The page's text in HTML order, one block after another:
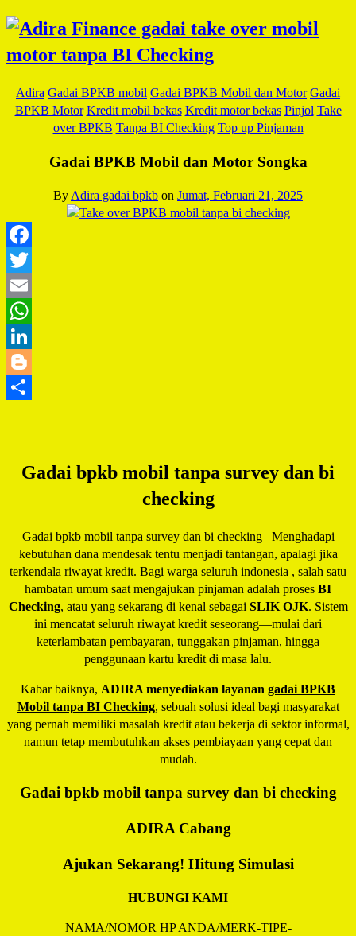
Adira Gadai BPKB mobil Gadai BPKB Mobil dan Motor Gadai
BPKB Motor Kredit mobil bekas Kredit motor bekas Pinjol Take
over BPKB Tanpa BI Checking Top up Pinjaman
Gadai BPKB Mobil dan Motor Songka
By Adira gadai bpkb on Jumat, Februari 21, 2025
Gadai bpkb mobil tanpa survey dan bi
checking
Gadai bpkb mobil tanpa survey dan bi checking
Menghadapi
kebutuhan dana mendesak tentu menjadi tantangan, apalagi jika
terkendala riwayat kredit. Bagi warga seluruh indonesia , salah satu
hambatan umum saat mengajukan pinjaman adalah proses BI
Checking, atau yang sekarang di kenal sebagai SLIK OJK. Sistem
ini mencatat seluruh riwayat kredit seseorang—mulai dari
keterlambatan pembayaran, tunggakan pinjaman, hingga
penggunaan kartu kredit di masa lalu.
Kabar baiknya, ADIRA menyediakan layanan gadai BPKB
Mobil tanpa BI Checking, sebuah solusi ideal bagi masyarakat
yang pernah memiliki masalah kredit atau bekerja di sektor informal,
namun tetap membutuhkan akses pembiayaan yang cepat dan
mudah.
Gadai bpkb mobil tanpa survey dan bi checking
ADIRA Cabang
Ajukan Sekarang! Hitung Simulasi
HUBUNGI KAMI
NAMA/NOMOR HP ANDA/MERK-TIPE-